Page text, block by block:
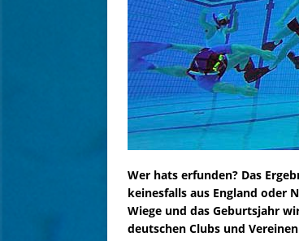
Wer hats erfunden? Das
keinesfalls aus England oder
Wiege und das Geburtsjahr
deutschen Clubs und